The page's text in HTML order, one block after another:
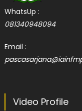
WhatsUp :
081340948094
Email :
Video Profile